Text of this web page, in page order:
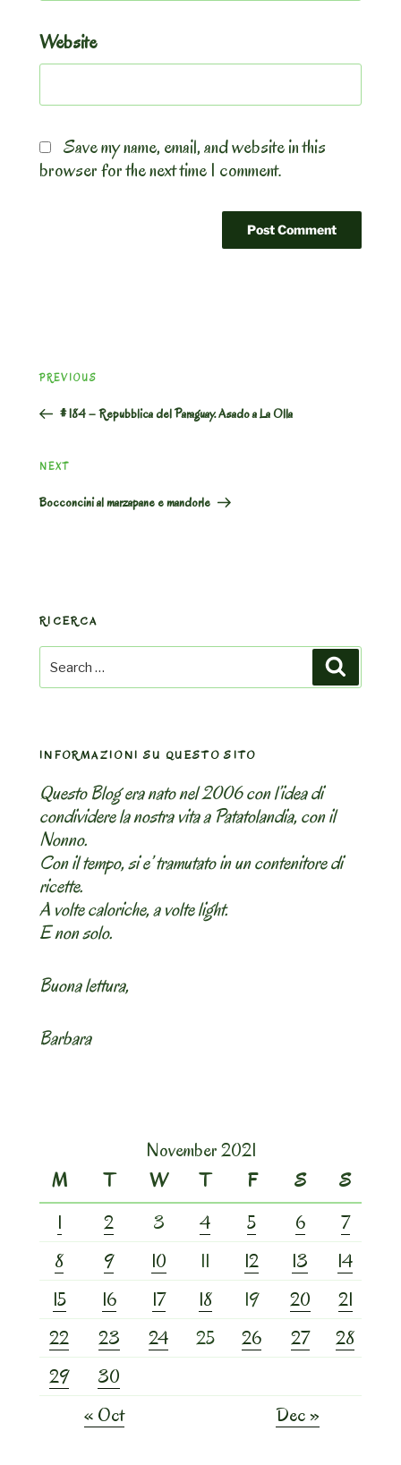
Website
Save my name, email, and website in this
browser for the next time I comment.
navigation
Previous
PREVIOUS
# 184 – Repubblica del Paraguay. Asado a La Olla
Next
NEXT
Bocconcini al marzapane e mandorle
RICERCA
Search
for:
INFORMAZIONI SU QUESTO SITO
Questo Blog era nato nel 2006 con l’idea di
condividere la nostra vita a Patatolandia, con il
Nonno.
Con il tempo, si e’ tramutato in un contenitore di
ricette.
A volte caloriche, a volte light.
E non solo.
Buona lettura,
Barbara
November 2021
M
T W T F S
S
1
2 3 4 5 6
7
8
9 10 11 12 13
14
15
16 17 18 19 20
21
22
23 24 25 26 27
28
29
30
« Oct
Dec »